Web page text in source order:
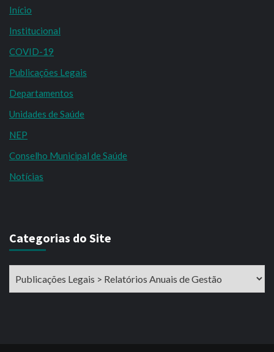
Início
Institucional
COVID-19
Publicações Legais
Departamentos
Unidades de Saúde
NEP
Conselho Municipal de Saúde
Notícias
Categorias do Site